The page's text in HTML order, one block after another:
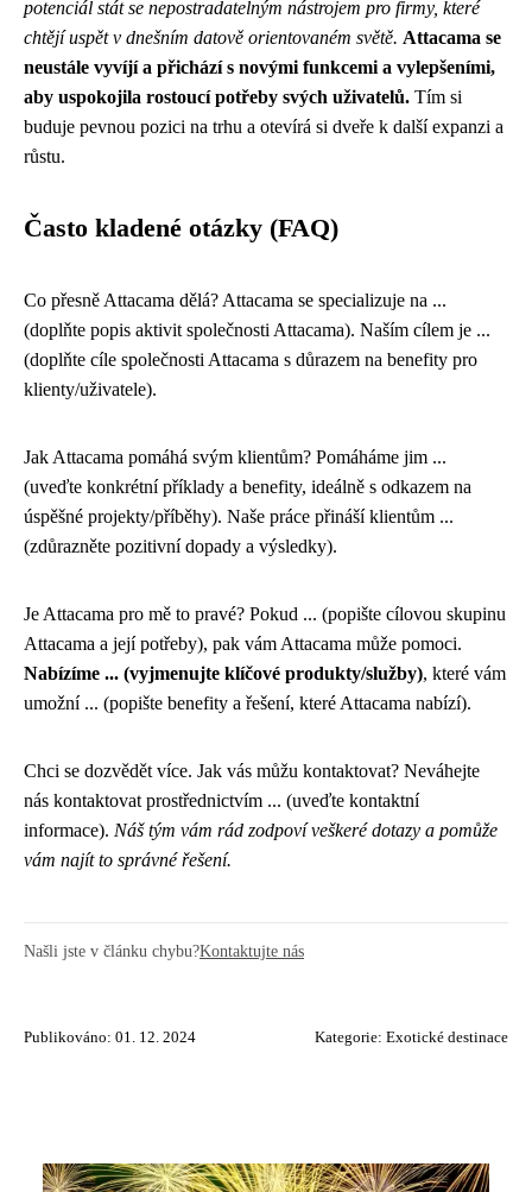
potenciál stát se nepostradatelným nástrojem pro firmy, které
chtějí uspět v dnešním datově orientovaném světě. Attacama se
neustále vyvíjí a přichází s novými funkcemi a vylepšeními,
aby uspokojila rostoucí potřeby svých uživatelů. Tím si
buduje pevnou pozici na trhu a otevírá si dveře k další expanzi a
růstu.
Často kladené otázky (FAQ)
Co přesně Attacama dělá? Attacama se specializuje na ...
(doplňte popis aktivit společnosti Attacama). Naším cílem je ...
(doplňte cíle společnosti Attacama s důrazem na benefity pro
klienty/uživatele).
Jak Attacama pomáhá svým klientům? Pomáháme jim ...
(uveďte konkrétní příklady a benefity, ideálně s odkazem na
úspěšné projekty/příběhy). Naše práce přináší klientům ...
(zdůrazněte pozitivní dopady a výsledky).
Je Attacama pro mě to pravé? Pokud ... (popište cílovou skupinu
Attacama a její potřeby), pak vám Attacama může pomoci.
Nabízíme ... (vyjmenujte klíčové produkty/služby), které vám
umožní ... (popište benefity a řešení, které Attacama nabízí).
Chci se dozvědět více. Jak vás můžu kontaktovat? Neváhejte
nás kontaktovat prostřednictvím ... (uveďte kontaktní
informace). Náš tým vám rád zodpoví veškeré dotazy a pomůže
vám najít to správné řešení.
Našli jste v článku chybu?Kontaktujte nás
Publikováno: 01. 12. 2024 Kategorie: Exotické destinace